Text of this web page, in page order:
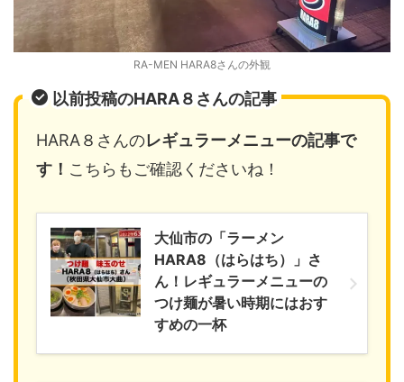
RA-MEN HARA8さんの外観
以前投稿のHARA８さんの記事
HARA８さんのレギュラーメニューの記事で
す！ こちらもご確認くださいね！
大仙市の「ラーメン
HARA8（はらはち）」さ
ん！レギュラーメニューの
つけ麺が暑い時期にはおす
すめの一杯